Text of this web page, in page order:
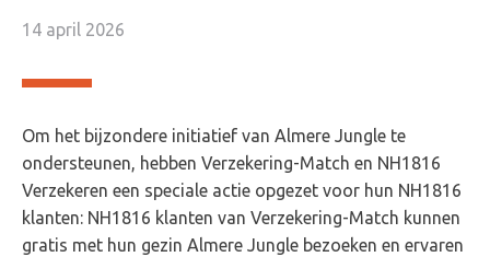
14 april 2026
Om het bijzondere initiatief van Almere Jungle te
ondersteunen, hebben Verzekering-Match en NH1816
Verzekeren een speciale actie opgezet voor hun NH1816
klanten: NH1816 klanten van Verzekering-Match kunnen
gratis met hun gezin Almere Jungle bezoeken en ervaren